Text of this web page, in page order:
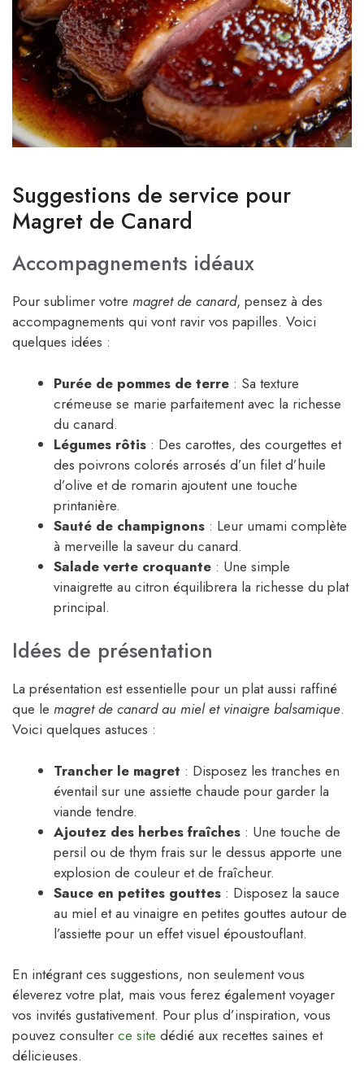
Suggestions de service pour
Magret de Canard
Accompagnements idéaux
Pour sublimer votre magret de canard, pensez à des
accompagnements qui vont ravir vos papilles. Voici
quelques idées :
Purée de pommes de terre : Sa texture
crémeuse se marie parfaitement avec la richesse
du canard.
Légumes rôtis : Des carottes, des courgettes et
des poivrons colorés arrosés d’un filet d’huile
d’olive et de romarin ajoutent une touche
printanière.
Sauté de champignons : Leur umami complète
à merveille la saveur du canard.
Salade verte croquante : Une simple
vinaigrette au citron équilibrera la richesse du plat
principal.
Idées de présentation
La présentation est essentielle pour un plat aussi raffiné
que le magret de canard au miel et vinaigre balsamique.
Voici quelques astuces :
Trancher le magret : Disposez les tranches en
éventail sur une assiette chaude pour garder la
viande tendre.
Ajoutez des herbes fraîches : Une touche de
persil ou de thym frais sur le dessus apporte une
explosion de couleur et de fraîcheur.
Sauce en petites gouttes : Disposez la sauce
au miel et au vinaigre en petites gouttes autour de
l’assiette pour un effet visuel époustouflant.
En intégrant ces suggestions, non seulement vous
éleverez votre plat, mais vous ferez également voyager
vos invités gustativement. Pour plus d’inspiration, vous
pouvez consulter ce site dédié aux recettes saines et
délicieuses.